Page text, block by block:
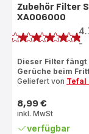
Zubehör Filter
XA006000
Bewertung
-
Dieser Filter
Gerüche beim
Geliefert von Tefal
Preis
8,99 €
inkl. MwSt
verfügbar